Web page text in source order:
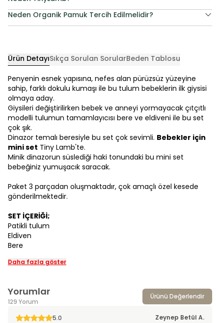
Neden Organik Pamuk Tercih Edilmelidir?
Ürün DetayıSıkça Sorulan SorularBeden Tablosu
Penyenin esnek yapısına, nefes alan pürüzsüz yüzeyine
sahip, farklı dokulu kumaşı ile bu tulum bebeklerin ilk giysisi
olmaya aday.
Giysileri değiştirilirken bebek ve anneyi yormayacak çıtçıtlı
modelli tulumun tamamlayıcısı bere ve eldiveni ile bu set
çok şık.
Dinazor temalı beresiyle bu set çok sevimli. Bebekler için
mini set Tiny Lamb'te.
Minik dinazorun süslediği haki tonundaki bu mini set
bebeğiniz yumuşacık saracak.
Paket 3 parçadan oluşmaktadır, çok amaçlı özel kesede
gönderilmektedir.
SET İÇERİĞİ;
Patikli tulum
Eldiven
Bere
Daha fazla göster
Yorumlar
129 Yorum
Ürünü Değerlendir
5.0 Zeynep Betül A.